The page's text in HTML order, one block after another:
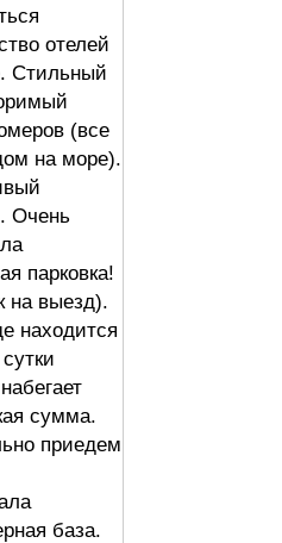
отелей
Стильный
(все
на море).
Очень
парковка!
на выезд).
находится
сумма.
приедем
база.